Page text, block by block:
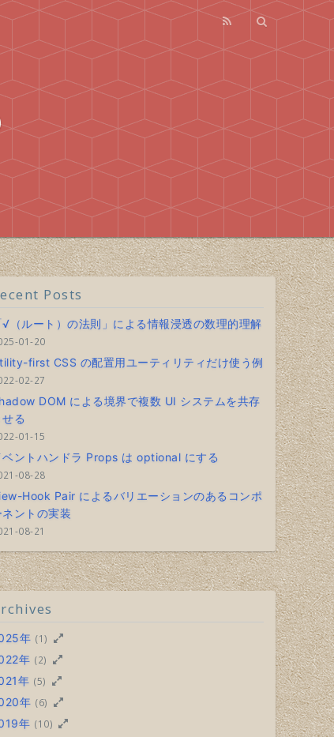
Posts
√（ルート）の法則」による情報浸透の数理的理解
01-20
first CSS の配置用ユーティリティだけ使う例
02-27
DOM による境界で複数 UI システムを共存
せる
01-15
ベントハンドラ Props は optional にする
08-28
Hook Pair によるバリエーションのあるコンポ
ネントの実装
08-21
年 (1)
年 (2)
年 (5)
年 (6)
年 (10)